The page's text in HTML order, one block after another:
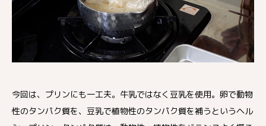
今回は、プリンにも一工夫。牛乳ではなく豆乳を使用。卵で動物
性のタンパク質を、豆乳で植物性のタンパク質を補うというヘル